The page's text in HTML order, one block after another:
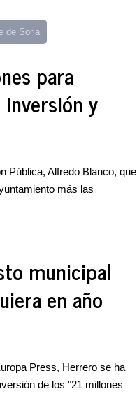
de Soria
para
y
Pública, Alfredo Blanco, que
más las
municipal
en año
Press, Herrero se ha
de los "21 millones